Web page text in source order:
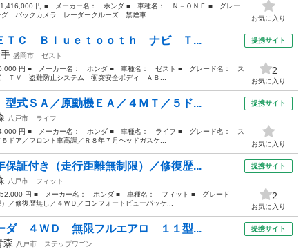
円 ■ メーカー名： ホンダ ■ 車種名： Ｎ－ＯＮＥ ■ グレー
バックカメラ レーダークルーズ 禁煙車...
お気に入り
ＴＣ Ｂｌｕｅｔｏｏｔｈ ナビ Ｔ...
盛岡市
ゼスト
円 ■ メーカー名： ホンダ ■ 車種名： ゼスト ■ グレード名： ス
Ｖ 盗難防止システム 衝突安全ボディ ＡＢ...
提携サイト
2
お気に入り
式ＳＡ／原動機ＥＡ／４ＭＴ／５ド...
八戸市
ライフ
円 ■ メーカー名： ホンダ ■ 車種名： ライフ ■ グレード名： ス
ア／フロント車高調／Ｒ８年７月ヘッドガスケ...
提携サイト
お気に入り
証付き（走行距離無制限）／修復歴...
八戸市
フィット
円 ■ メーカー名： ホンダ ■ 車種名： フィット ■ グレード
修復歴無し／４ＷＤ／コンフォートビューパッケ...
提携サイト
2
お気に入り
ダ ４ＷＤ 無限フルエアロ １１型...
森 八戸市
ステップワゴン
提携サイト